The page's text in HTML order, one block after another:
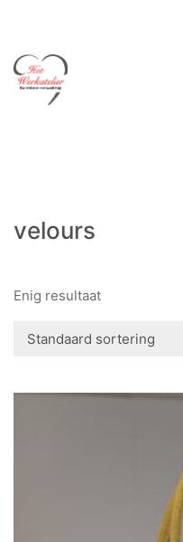
velours
Enig resultaat
Standaard sortering